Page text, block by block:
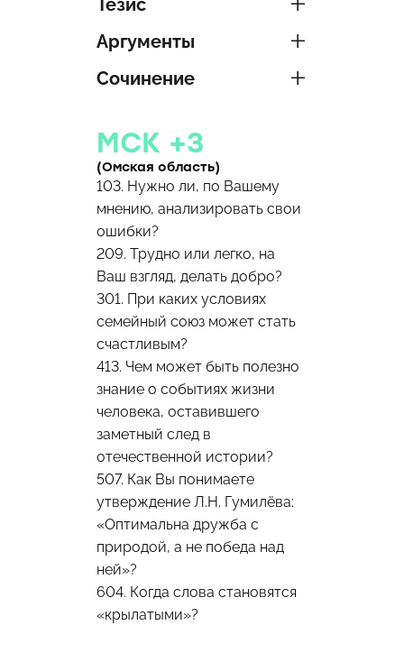
Тезис
Аргументы
Сочинение
МСК +3
(Омская область)
103. Нужно ли, по Вашему
мнению, анализировать свои
ошибки?
209. Трудно или легко, на
Ваш взгляд, делать добро?
301. При каких условиях
семейный союз может стать
счастливым?
413. Чем может быть полезно
знание о событиях жизни
человека, оставившего
заметный след в
отечественной истории?
507. Как Вы понимаете
утверждение Л.Н. Гумилёва:
«Оптимальна дружба с
природой, а не победа над
ней»?
604. Когда слова становятся
«крылатыми»?